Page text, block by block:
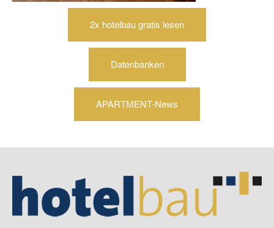
2x hotelbau gratis lesen
Datenbanken
APARTMENT-News